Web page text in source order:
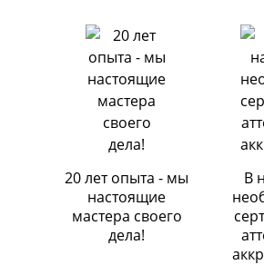
20 лет опыта - мы
настоящие
мастера своего
дела!
В